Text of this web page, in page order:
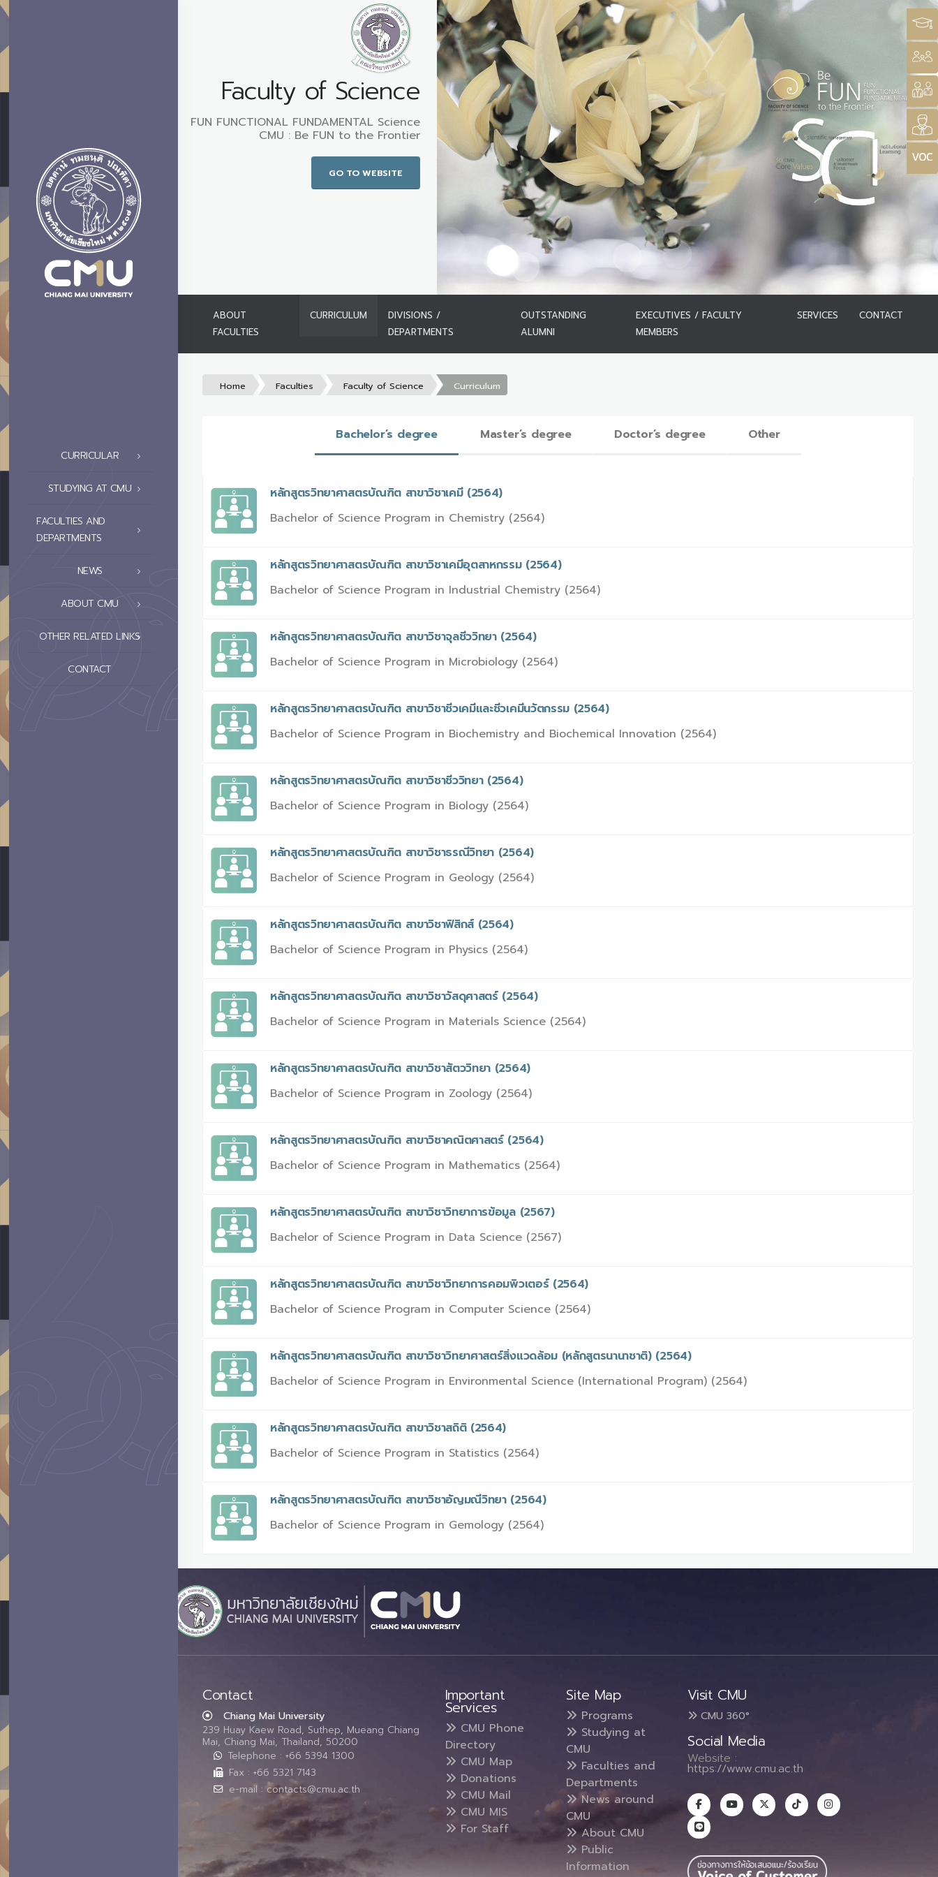
CURRICULAR
STUDYING AT CMU
FACULTIES AND
DEPARTMENTS
NEWS
ABOUT CMU
OTHER RELATED LINKS
CONTACT
Faculty of Science
FUN FUNCTIONAL FUNDAMENTAL Science
CMU : Be FUN to the Frontier
GO TO WEBSITE
ABOUT
FACULTIES
CURRICULUM
DIVISIONS /
DEPARTMENTS
OUTSTANDING
ALUMNI
EXECUTIVES / FACULTY
MEMBERS
SERVICES CONTACT
Home Faculties Faculty of Science Curriculum
Bachelor’s degree Master’s degree Doctor’s degree Other
หลักสูตรวิทยาศาสตรบัณฑิต สาขาวิชาเคมี (2564)
Bachelor of Science Program in Chemistry (2564)
หลักสูตรวิทยาศาสตรบัณฑิต สาขาวิชาเคมีอุตสาหกรรม (2564)
Bachelor of Science Program in Industrial Chemistry (2564)
หลักสูตรวิทยาศาสตรบัณฑิต สาขาวิชาจุลชีววิทยา (2564)
Bachelor of Science Program in Microbiology (2564)
หลักสูตรวิทยาศาสตรบัณฑิต สาขาวิชาชีวเคมีและชีวเคมีนวัตกรรม (2564)
Bachelor of Science Program in Biochemistry and Biochemical Innovation (2564)
หลักสูตรวิทยาศาสตรบัณฑิต สาขาวิชาชีววิทยา (2564)
Bachelor of Science Program in Biology (2564)
หลักสูตรวิทยาศาสตรบัณฑิต สาขาวิชาธรณีวิทยา (2564)
Bachelor of Science Program in Geology (2564)
หลักสูตรวิทยาศาสตรบัณฑิต สาขาวิชาฟิสิกส์ (2564)
Bachelor of Science Program in Physics (2564)
หลักสูตรวิทยาศาสตรบัณฑิต สาขาวิชาวัสดุศาสตร์ (2564)
Bachelor of Science Program in Materials Science (2564)
หลักสูตรวิทยาศาสตรบัณฑิต สาขาวิชาสัตววิทยา (2564)
Bachelor of Science Program in Zoology (2564)
หลักสูตรวิทยาศาสตรบัณฑิต สาขาวิชาคณิตศาสตร์ (2564)
Bachelor of Science Program in Mathematics (2564)
หลักสูตรวิทยาศาสตรบัณฑิต สาขาวิชาวิทยาการข้อมูล (2567)
Bachelor of Science Program in Data Science (2567)
หลักสูตรวิทยาศาสตรบัณฑิต สาขาวิชาวิทยาการคอมพิวเตอร์ (2564)
Bachelor of Science Program in Computer Science (2564)
หลักสูตรวิทยาศาสตรบัณฑิต สาขาวิชาวิทยาศาสตร์สิ่งแวดล้อม (หลักสูตรนานาชาติ) (2564)
Bachelor of Science Program in Environmental Science (International Program) (2564)
หลักสูตรวิทยาศาสตรบัณฑิต สาขาวิชาสถิติ (2564)
Bachelor of Science Program in Statistics (2564)
หลักสูตรวิทยาศาสตรบัณฑิต สาขาวิชาอัญมณีวิทยา (2564)
Bachelor of Science Program in Gemology (2564)
Contact
Chiang Mai University
239 Huay Kaew Road, Suthep, Mueang Chiang
Mai, Chiang Mai, Thailand, 50200
Telephone : +66 5394 1300
Fax : +66 5321 7143
e-mail : contacts@cmu.ac.th
Important
Services
CMU Phone
Directory
CMU Map
Donations
CMU Mail
CMU MIS
For Staff
Site Map
Programs
Studying at
CMU
Faculties and
Departments
News around
CMU
About CMU
Public
Information
Visit CMU
CMU 360°
Social Media
Website :
https://www.cmu.ac.th